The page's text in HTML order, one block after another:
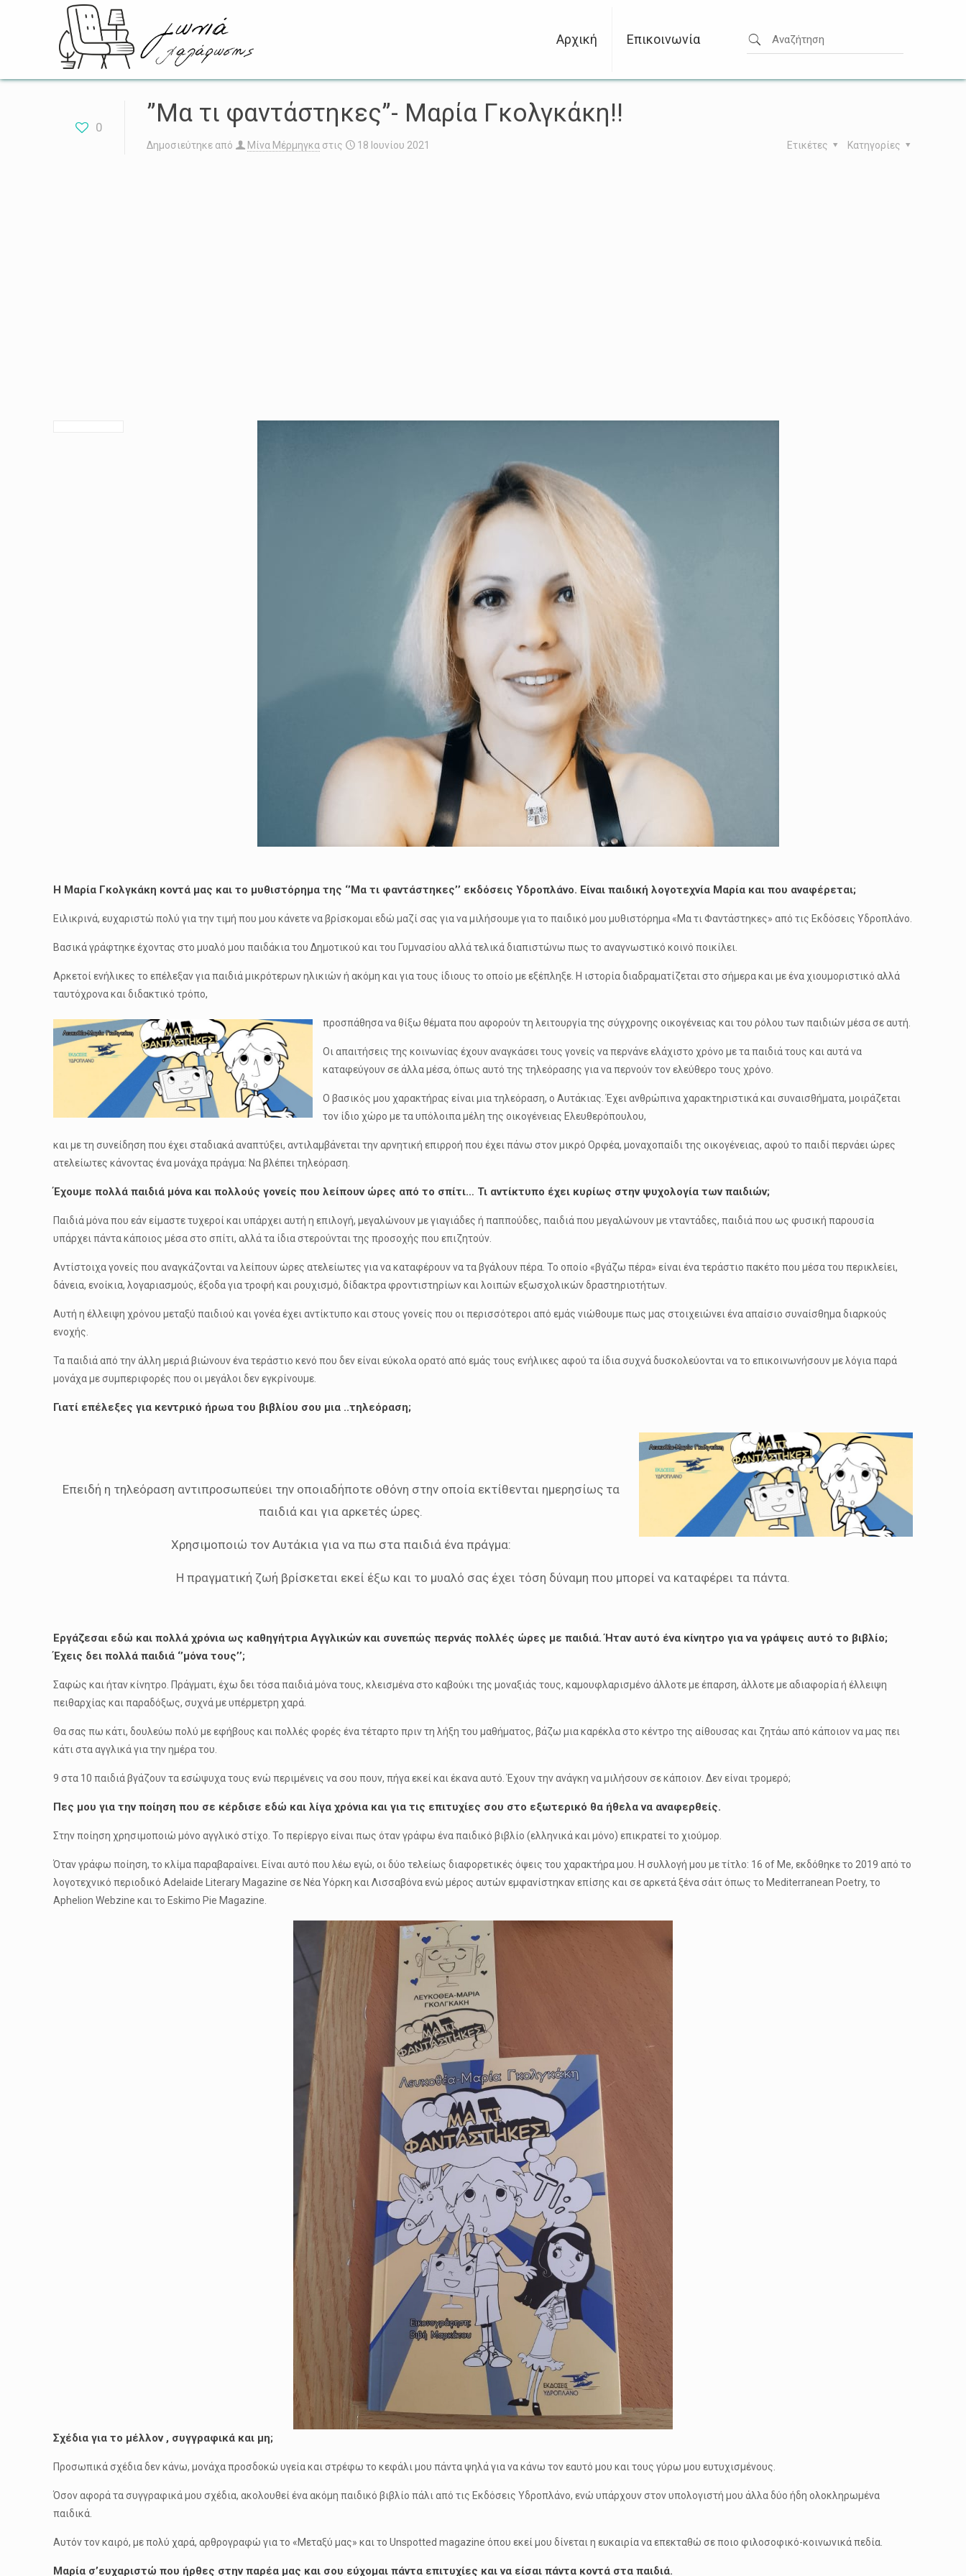
Αρχική Επικοινωνία
0 ”Μα τι φαντάστηκες”- Μαρία Γκολγκάκη!!
Δημοσιεύτηκε από Μίνα Μέρμηγκα στις 18 Ιουνίου 2021 Κατηγορίες
Ετικέτες
Η Μαρία Γκολγκάκη κοντά μας και το μυθιστόρημα της ‘’Μα τι φαντάστηκες’’ εκδόσεις Υδροπλάνο. Είναι παιδική λογοτεχνία Μαρία και που αναφέρεται;
Ειλικρινά, ευχαριστώ πολύ για την τιμή που μου κάνετε να βρίσκομαι εδώ μαζί σας για να μιλήσουμε για το παιδικό μου μυθιστόρημα «Μα τι Φαντάστηκες» από τις Εκδόσεις Υδροπλάνο.
Βασικά γράφτηκε έχοντας στο μυαλό μου παιδάκια του Δημοτικού και του Γυμνασίου αλλά τελικά διαπιστώνω πως το αναγνωστικό κοινό ποικίλει.
Αρκετοί ενήλικες το επέλεξαν για παιδιά μικρότερων ηλικιών ή ακόμη και για τους ίδιους το οποίο με εξέπληξε. Η ιστορία διαδραματίζεται στο σήμερα και με ένα χιουμοριστικό αλλά
ταυτόχρονα και διδακτικό τρόπο,
προσπάθησα να θίξω θέματα που αφορούν τη λειτουργία της σύγχρονης οικογένειας και του ρόλου των παιδιών μέσα σε αυτή.
Οι απαιτήσεις της κοινωνίας έχουν αναγκάσει τους γονείς να περνάνε ελάχιστο χρόνο με τα παιδιά τους και αυτά να
καταφεύγουν σε άλλα μέσα, όπως αυτό της τηλεόρασης για να περνούν τον ελεύθερο τους χρόνο.
Ο βασικός μου χαρακτήρας είναι μια τηλεόραση, ο Αυτάκιας. Έχει ανθρώπινα χαρακτηριστικά και συναισθήματα, μοιράζεται
τον ίδιο χώρο με τα υπόλοιπα μέλη της οικογένειας Ελευθερόπουλου,
και με τη συνείδηση που έχει σταδιακά αναπτύξει, αντιλαμβάνεται την αρνητική επιρροή που έχει πάνω στον μικρό Ορφέα, μοναχοπαίδι της οικογένειας, αφού το παιδί περνάει ώρες
ατελείωτες κάνοντας ένα μονάχα πράγμα: Να βλέπει τηλεόραση.
Έχουμε πολλά παιδιά μόνα και πολλούς γονείς που λείπουν ώρες από το σπίτι… Τι αντίκτυπο έχει κυρίως στην ψυχολογία των παιδιών;
Παιδιά μόνα που εάν είμαστε τυχεροί και υπάρχει αυτή η επιλογή, μεγαλώνουν με γιαγιάδες ή παππούδες, παιδιά που μεγαλώνουν με νταντάδες, παιδιά που ως φυσική παρουσία
υπάρχει πάντα κάποιος μέσα στο σπίτι, αλλά τα ίδια στερούνται της προσοχής που επιζητούν.
Αντίστοιχα γονείς που αναγκάζονται να λείπουν ώρες ατελείωτες για να καταφέρουν να τα βγάλουν πέρα. Το οποίο «βγάζω πέρα» είναι ένα τεράστιο πακέτο που μέσα του περικλείει,
δάνεια, ενοίκια, λογαριασμούς, έξοδα για τροφή και ρουχισμό, δίδακτρα φροντιστηρίων και λοιπών εξωσχολικών δραστηριοτήτων.
Αυτή η έλλειψη χρόνου μεταξύ παιδιού και γονέα έχει αντίκτυπο και στους γονείς που οι περισσότεροι από εμάς νιώθουμε πως μας στοιχειώνει ένα απαίσιο συναίσθημα διαρκούς
ενοχής.
Τα παιδιά από την άλλη μεριά βιώνουν ένα τεράστιο κενό που δεν είναι εύκολα ορατό από εμάς τους ενήλικες αφού τα ίδια συχνά δυσκολεύονται να το επικοινωνήσουν με λόγια παρά
μονάχα με συμπεριφορές που οι μεγάλοι δεν εγκρίνουμε.
Γιατί επέλεξες για κεντρικό ήρωα του βιβλίου σου μια ..τηλεόραση;
Επειδή η τηλεόραση αντιπροσωπεύει την οποιαδήποτε οθόνη στην οποία εκτίθενται ημερησίως τα
παιδιά και για αρκετές ώρες.
Χρησιμοποιώ τον Αυτάκια για να πω στα παιδιά ένα πράγμα:
Η πραγματική ζωή βρίσκεται εκεί έξω και το μυαλό σας έχει τόση δύναμη που μπορεί να καταφέρει τα πάντα.
Εργάζεσαι εδώ και πολλά χρόνια ως καθηγήτρια Αγγλικών και συνεπώς περνάς πολλές ώρες με παιδιά. Ήταν αυτό ένα κίνητρο για να γράψεις αυτό το βιβλίο;
Έχεις δει πολλά παιδιά ‘’μόνα τους’’;
Σαφώς και ήταν κίνητρο. Πράγματι, έχω δει τόσα παιδιά μόνα τους, κλεισμένα στο καβούκι της μοναξιάς τους, καμουφλαρισμένο άλλοτε με έπαρση, άλλοτε με αδιαφορία ή έλλειψη
πειθαρχίας και παραδόξως, συχνά με υπέρμετρη χαρά.
Θα σας πω κάτι, δουλεύω πολύ με εφήβους και πολλές φορές ένα τέταρτο πριν τη λήξη του μαθήματος, βάζω μια καρέκλα στο κέντρο της αίθουσας και ζητάω από κάποιον να μας πει
κάτι στα αγγλικά για την ημέρα του.
9 στα 10 παιδιά βγάζουν τα εσώψυχα τους ενώ περιμένεις να σου πουν, πήγα εκεί και έκανα αυτό. Έχουν την ανάγκη να μιλήσουν σε κάποιον. Δεν είναι τρομερό;
Πες μου για την ποίηση που σε κέρδισε εδώ και λίγα χρόνια και για τις επιτυχίες σου στο εξωτερικό θα ήθελα να αναφερθείς.
Στην ποίηση χρησιμοποιώ μόνο αγγλικό στίχο. Το περίεργο είναι πως όταν γράφω ένα παιδικό βιβλίο (ελληνικά και μόνο) επικρατεί το χιούμορ.
Όταν γράφω ποίηση, το κλίμα παραβαραίνει. Είναι αυτό που λέω εγώ, οι δύο τελείως διαφορετικές όψεις του χαρακτήρα μου. Η συλλογή μου με τίτλο: 16 of Me, εκδόθηκε το 2019 από το
λογοτεχνικό περιοδικό Adelaide Literary Magazine σε Νέα Υόρκη και Λισσαβόνα ενώ μέρος αυτών εμφανίστηκαν επίσης και σε αρκετά ξένα σάιτ όπως το Mediterranean Poetry, το
Aphelion Webzine και το Eskimo Pie Magazine.
Σχέδια για το μέλλον , συγγραφικά και μη;
Προσωπικά σχέδια δεν κάνω, μονάχα προσδοκώ υγεία και στρέφω το κεφάλι μου πάντα ψηλά για να κάνω τον εαυτό μου και τους γύρω μου ευτυχισμένους.
Όσον αφορά τα συγγραφικά μου σχέδια, ακολουθεί ένα ακόμη παιδικό βιβλίο πάλι από τις Εκδόσεις Υδροπλάνο, ενώ υπάρχουν στον υπολογιστή μου άλλα δύο ήδη ολοκληρωμένα
παιδικά.
Αυτόν τον καιρό, με πολύ χαρά, αρθρογραφώ για το «Μεταξύ μας» και το Unspotted magazine όπου εκεί μου δίνεται η ευκαιρία να επεκταθώ σε ποιο φιλοσοφικό-κοινωνικά πεδία.
Μαρία σ’ευχαριστώ που ήρθες στην παρέα μας και σου εύχομαι πάντα επιτυχίες και να είσαι πάντα κοντά στα παιδιά.